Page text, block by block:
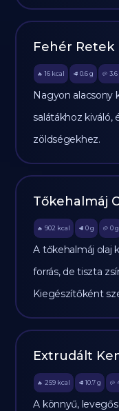
Fehér Retek
🔥 16 kcal 🥩 0.6 g 🥔 3.6
Nagyon alacsony
salátákhoz kiváló,
zöldségekhez.
Tőkehalmáj
🔥 902 kcal 🥩 0 g 🥔 0g
A tőkehalmáj olaj
forrás, de tiszta
Kiegészítőként
Extrudált
🔥 259 kcal 🥩 10.7 g 🥔
A könnyű,